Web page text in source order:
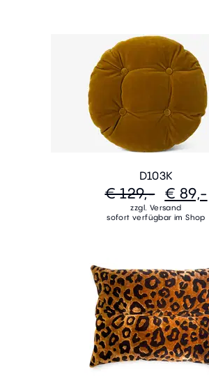
D103K
€ 129,- € 89,-
zzgl. Versand
sofort verfügbar im Shop